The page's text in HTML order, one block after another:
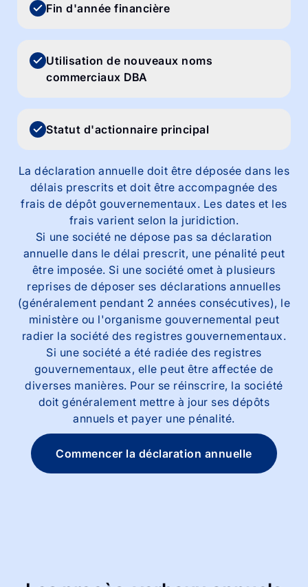
Fin d'année financière
Utilisation de nouveaux noms
commerciaux DBA
Statut d'actionnaire principal
La déclaration annuelle doit être déposée dans les
délais prescrits et doit être accompagnée des
frais de dépôt gouvernementaux. Les dates et les
frais varient selon la juridiction.
Si une société ne dépose pas sa déclaration
annuelle dans le délai prescrit, une pénalité peut
être imposée. Si une société omet à plusieurs
reprises de déposer ses déclarations annuelles
(généralement pendant 2 années consécutives), le
ministère ou l'organisme gouvernemental peut
radier la société des registres gouvernementaux.
Si une société a été radiée des registres
gouvernementaux, elle peut être affectée de
diverses manières. Pour se réinscrire, la société
doit généralement mettre à jour ses dépôts
annuels et payer une pénalité.
Commencer la déclaration annuelle